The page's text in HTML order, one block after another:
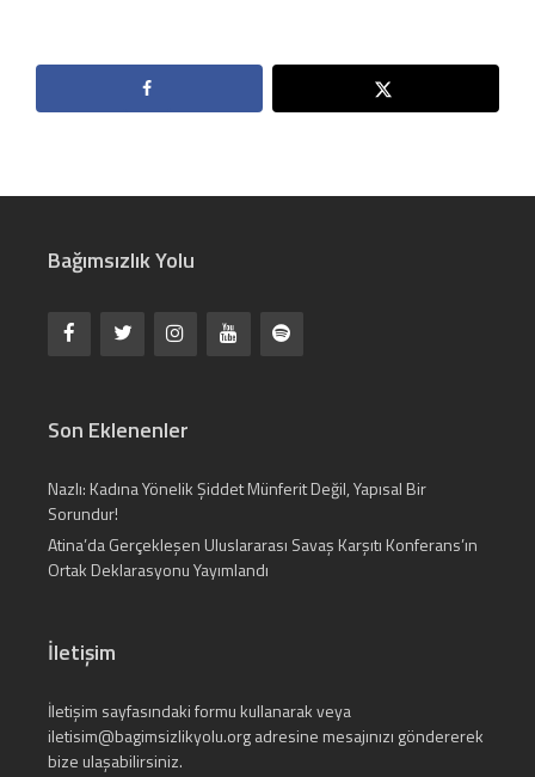
Bağımsızlık Yolu
Son Eklenenler
Nazlı: Kadına Yönelik Şiddet Münferit Değil, Yapısal Bir
Sorundur!
Atina’da Gerçekleşen Uluslararası Savaş Karşıtı Konferans’ın
Ortak Deklarasyonu Yayımlandı
İletişim
İletişim sayfasındaki formu kullanarak veya
iletisim@bagimsizlikyolu.orgadresine mesajınızı göndererek
bize ulaşabilirsiniz.